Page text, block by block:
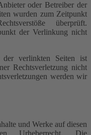
oder Betreiber der
wurden zum Zeitpunkt
überprüft.
der Verlinkung nicht
der verlinkten Seiten ist
Rechtsverletzung nicht
werden wir
und Werke auf diesen